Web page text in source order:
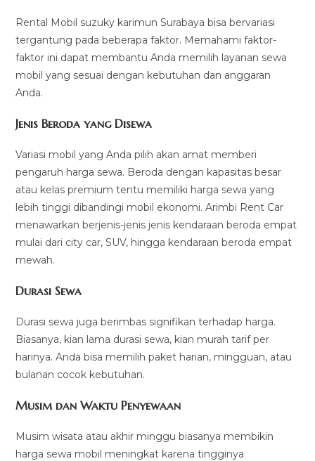
Rental Mobil suzuky karimun Surabaya bisa bervariasi
tergantung pada beberapa faktor. Memahami faktor-
faktor ini dapat membantu Anda memilih layanan sewa
mobil yang sesuai dengan kebutuhan dan anggaran
Anda.
Jenis Beroda yang Disewa
Variasi mobil yang Anda pilih akan amat memberi
pengaruh harga sewa. Beroda dengan kapasitas besar
atau kelas premium tentu memiliki harga sewa yang
lebih tinggi dibandingi mobil ekonomi. Arimbi Rent Car
menawarkan berjenis-jenis jenis kendaraan beroda empat
mulai dari city car, SUV, hingga kendaraan beroda empat
mewah.
Durasi Sewa
Durasi sewa juga berimbas signifikan terhadap harga.
Biasanya, kian lama durasi sewa, kian murah tarif per
harinya. Anda bisa memilih paket harian, mingguan, atau
bulanan cocok kebutuhan.
Musim dan Waktu Penyewaan
Musim wisata atau akhir minggu biasanya membikin
harga sewa mobil meningkat karena tingginya